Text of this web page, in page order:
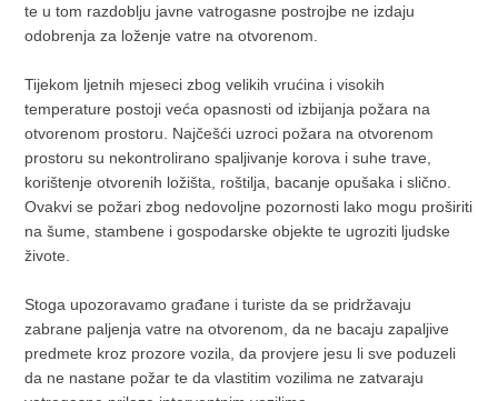
te u tom razdoblju javne vatrogasne postrojbe ne izdaju
odobrenja za loženje vatre na otvorenom.
Tijekom ljetnih mjeseci zbog velikih vrućina i visokih
temperature postoji veća opasnosti od izbijanja požara na
otvorenom prostoru. Najčešći uzroci požara na otvorenom
prostoru su nekontrolirano spaljivanje korova i suhe trave,
korištenje otvorenih ložišta, roštilja, bacanje opušaka i slično.
Ovakvi se požari zbog nedovoljne pozornosti lako mogu proširiti
na šume, stambene i gospodarske objekte te ugroziti ljudske
živote.
Stoga upozoravamo građane i turiste da se pridržavaju
zabrane paljenja vatre na otvorenom, da ne bacaju zapaljive
predmete kroz prozore vozila, da provjere jesu li sve poduzeli
da ne nastane požar te da vlastitim vozilima ne zatvaraju